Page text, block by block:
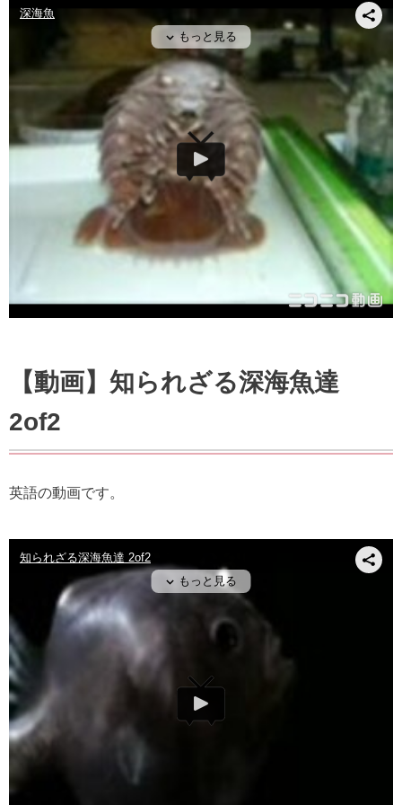
【動画】知られざる深海魚達
2of2
英語の動画です。